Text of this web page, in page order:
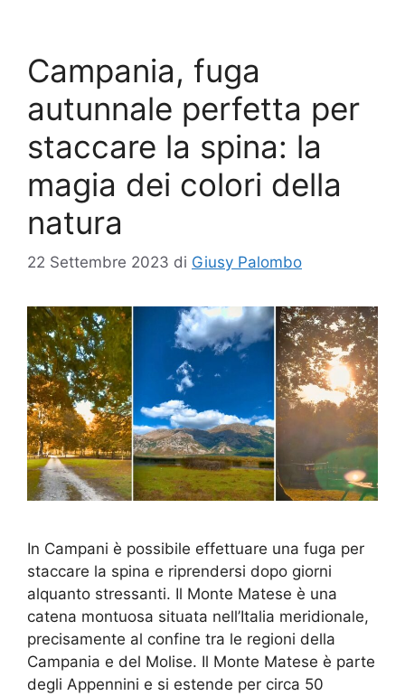
Campania, fuga
autunnale perfetta per
staccare la spina: la
magia dei colori della
natura
22 Settembre 2023 di Giusy Palombo
In Campani è possibile effettuare una fuga per
staccare la spina e riprendersi dopo giorni
alquanto stressanti. Il Monte Matese è una
catena montuosa situata nell’Italia meridionale,
precisamente al confine tra le regioni della
Campania e del Molise. Il Monte Matese è parte
degli Appennini e si estende per circa 50